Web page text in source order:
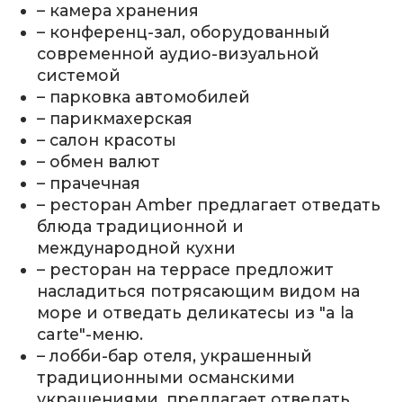
– камера хранения
– конференц-зал, оборудованный
современной аудио-визуальной
системой
– парковка автомобилей
– парикмахерская
– салон красоты
– обмен валют
– прачечная
– ресторан Amber предлагает отведать
блюда традиционной и
международной кухни
– ресторан на террасе предложит
насладиться потрясающим видом на
море и отведать деликатесы из "a la
carte"-меню.
– лобби-бар отеля, украшенный
традиционными османскими